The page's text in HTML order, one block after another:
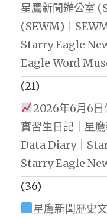
星鷹新聞辦公室
(SEWM)｜
Starry Eagle
Eagle Word
(21)
2026年6月6日
實習生日記｜星
Data Diary｜
Starry Eagle
(36)
星鷹新聞歷史